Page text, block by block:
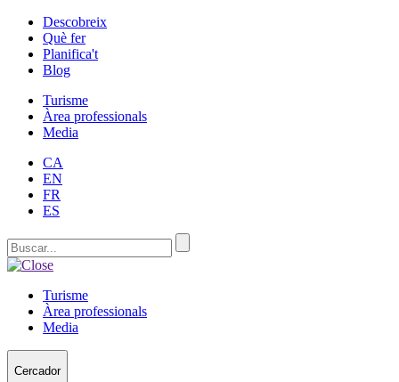
Descobreix
Què fer
Planifica't
Blog
Turisme
Àrea professionals
Media
CA
EN
FR
ES
Turisme
Àrea professionals
Media
Cercador